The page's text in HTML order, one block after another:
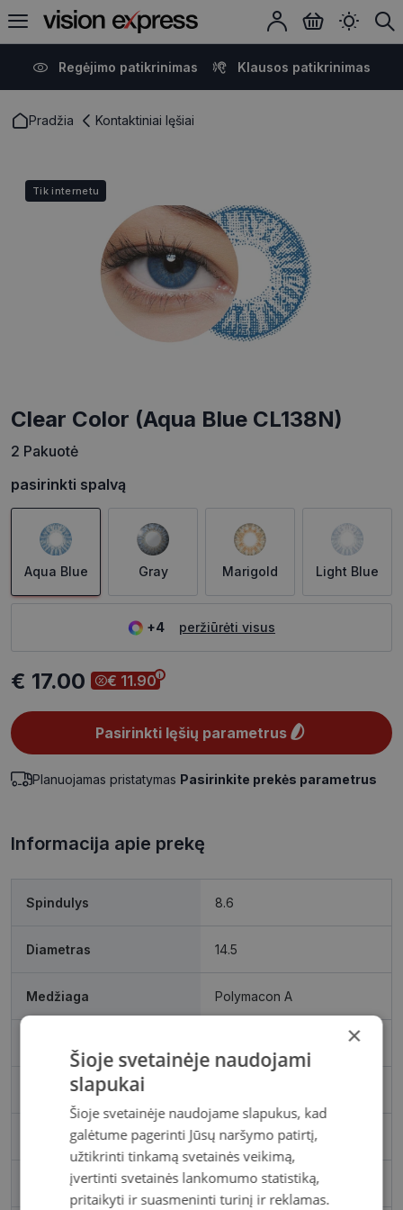
Regėjimo patikrinimas Klausos patikrinimas
Pradžia Kontaktiniai lęšiai
Tik internetu
Clear Color (Aqua Blue CL138N)
2 Pakuotė
pasirinkti spalvą
Aqua Blue Gray Marigold Light Blue
+4 peržiūrėti visus
€ 17.00 € 11.90
Pasirinkti lęšių parametrus
Planuojamas pristatymas Pasirinkite prekės parametrus
Informacija apie prekę
Spindulys 8.6
Diametras 14.5
Medžiaga Polymacon A
DK/l, Dk/t
Gamintojas ClearLab
Prekės ženklas CLEARLAB
×
Šioje svetainėje naudojami
slapukai
Šioje svetainėje naudojame slapukus, kad
galėtume pagerinti Jūsų naršymo patirtį,
užtikrinti tinkamą svetainės veikimą,
įvertinti svetainės lankomumo statistiką,
pritaikyti ir suasmeninti turinį ir reklamas.